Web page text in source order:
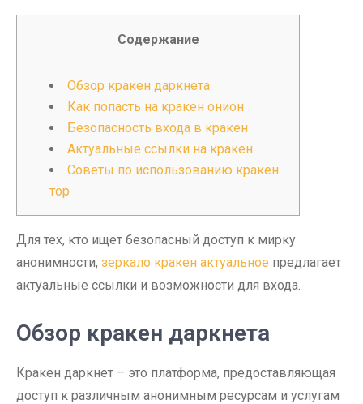
Содержание
Обзор кракен даркнета
Как попасть на кракен онион
Безопасность входа в кракен
Актуальные ссылки на кракен
Советы по использованию кракен
тор
Для тех, кто ищет безопасный доступ к мирку
анонимности, зеркало кракен актуальное предлагает
актуальные ссылки и возможности для входа.
Обзор кракен даркнета
Кракен даркнет – это платформа, предоставляющая
доступ к различным анонимным ресурсам и услугам